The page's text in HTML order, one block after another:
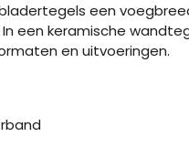
een
een keramische
en uitvoeringen.